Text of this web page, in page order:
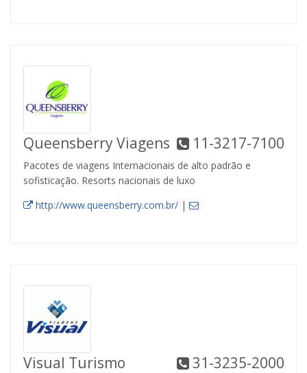
Queensberry Viagens 11-3217-7100
Pacotes de viagens Internacionais de alto padrão e
sofisticação. Resorts nacionais de luxo
http://www.queensberry.com.br/|
Visual Turismo 31-3235-2000